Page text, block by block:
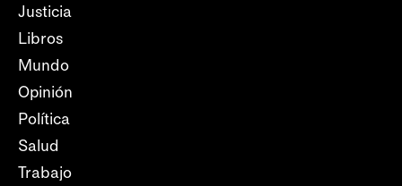
Justicia
Libros
Mundo
Opinión
Política
Salud
Trabajo